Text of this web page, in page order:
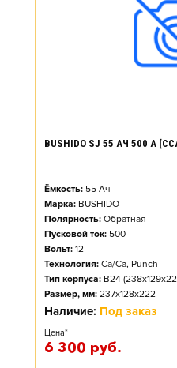
BUSHIDO SJ 55 АЧ 500 А
Ёмкость: 55 Ач
Марка: BUSHIDO
Полярность: Обратная
Пусковой ток: 500
Вольт: 12
Технология: Ca/Ca, Punch
Тип корпуса: B24
Размер, мм: 237x128x222
Наличие: Под заказ
Цена*
6 300 руб.